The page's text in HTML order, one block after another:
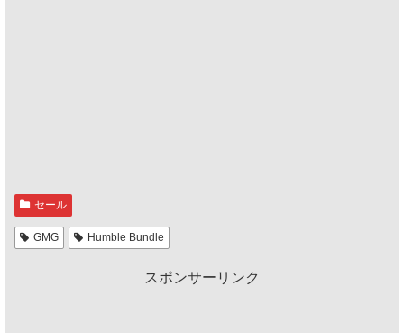
セール
GMG Humble Bundle
スポンサーリンク